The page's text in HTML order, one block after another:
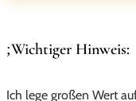
Wichtiger Hinweis:
Ich lege großen Wert